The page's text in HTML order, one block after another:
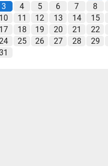
3
4 5 6 7
8
10
11 12 13 14
15
17
18 19 20 21
22
25 26 27 28
29